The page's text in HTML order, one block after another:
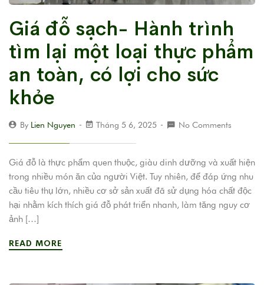
Giá đỗ sạch- Hành trình
tìm lại một loại thực phẩm
an toàn, có lợi cho sức
khỏe
By Lien Nguyen Tháng 5 6, 2025 No Comments
Giá đỗ là thực phẩm quen thuộc, giàu dinh dưỡng và xuất hiện
trong nhiều món ăn của người Việt. Tuy nhiên, để đáp ứng nhu
cầu tiêu thụ lớn, nhiều cơ sở sản xuất đã sử dụng hóa chất độc
hại nhằm kích thích giá đỗ phát triển nhanh, làm tăng nguy cơ
ảnh […]
READ MORE